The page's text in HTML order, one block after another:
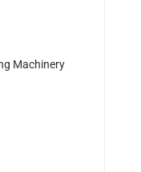
Machinery